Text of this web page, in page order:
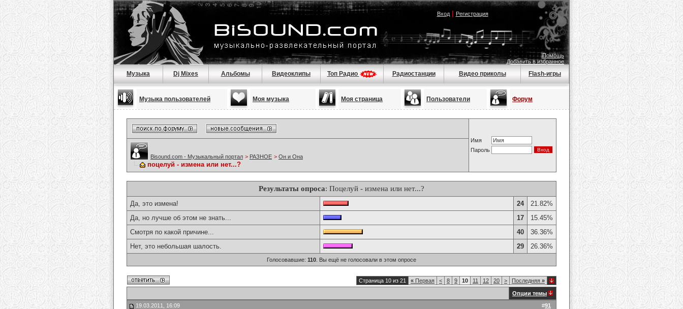
Вход| Регистрация
Помощь
Добавить в избранное
Музыка Dj Mixes Альбомы Видеоклипы Топ Радио Радиостанции Видео приколы Flash-игры
Музыка пользователей Моя музыка Моя страница Пользователи Форум
Имя
Пароль
Bisound.com - Музыкальный портал > РАЗНОЕ > Он и Она
поцелуй - измена или нет...?
Результаты опроса: Поцелуй - измена или нет...?
Да, это измена! 24
21.82%
Да, но лучше об этом не знать...
17
15.45%
Смотря по какой причине...
40
36.36%
Нет, это небольшая шалость.
29 26.36%
Голосовавшие: 110 . Вы ещё не голосовали в этом опросе
Страница 10 из 21 « Первая < 8 9 10 11 12 20 > Последняя »
Опции темы
#91
19.03.2011, 16:09